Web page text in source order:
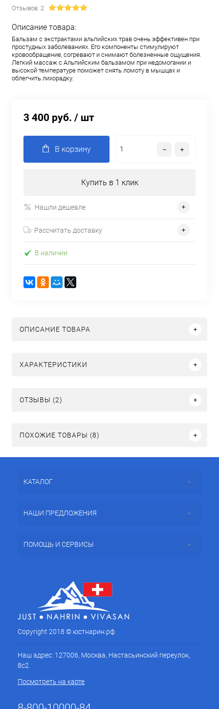
Отзывов: 2
Описание товара:
Бальзам с экстрактами альпийских трав очень эффективен при
простудных заболеваниях. Его компоненты стимулируют
кровообращение, согревают и снимают болезненные ощущения.
Легкий массаж с Альпийским бальзамом при недомогании и
высокой температуре поможет снять ломоту в мышцах и
облегчить лихорадку.
3 400 руб. / шт
В корзину
Купить в 1 клик
Нашли дешевле
Рассчитать доставку
В наличии
ОПИСАНИЕ ТОВАРА
ХАРАКТЕРИСТИКИ
ОТЗЫВЫ (2)
ПОХОЖИЕ ТОВАРЫ (8)
КАТАЛОГ
НАШИ ПРЕДЛОЖЕНИЯ
ПОМОЩЬ И СЕРВИСЫ
Copyright 2018 © юстнарин.рф
Наш адрес: 127006, Москва, Настасьинский переулок,
8с2.
Посмотреть на карте